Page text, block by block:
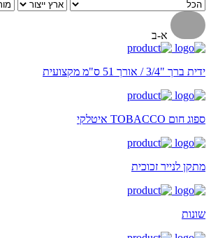
א-ב
ידית ברך "3/4 / אורך 51 ס"מ מקצועית
ספוג חום TOBACCO איטלקי
מתקן לנייר זכוכית
שונות